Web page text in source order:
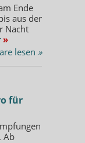
Ende
aus der
Nacht
»
lesen »
für
Ab